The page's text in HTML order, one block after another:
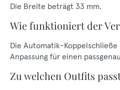
Die Breite beträgt 33 mm.
Wie funktioniert der
Die Automatik-
Anpassung für einen
Zu welchen Outfits